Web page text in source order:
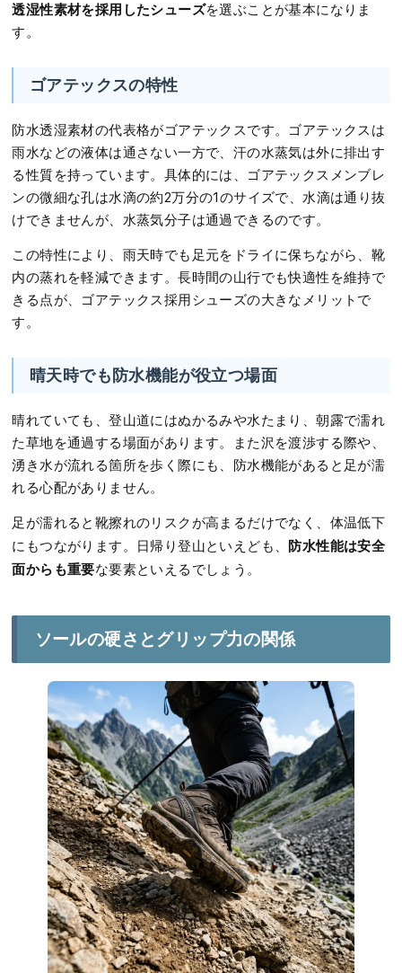
透湿性素材を採用したシューズを選ぶことが基本になりま
す。
ゴアテックスの特性
防水透湿素材の代表格がゴアテックスです。ゴアテックスは
雨水などの液体は通さない一方で、汗の水蒸気は外に排出す
る性質を持っています。具体的には、ゴアテックスメンブレ
ンの微細な孔は水滴の約2万分の1のサイズで、水滴は通り抜
けできませんが、水蒸気分子は通過できるのです。
この特性により、雨天時でも足元をドライに保ちながら、靴
内の蒸れを軽減できます。長時間の山行でも快適性を維持で
きる点が、ゴアテックス採用シューズの大きなメリットで
す。
晴天時でも防水機能が役立つ場面
晴れていても、登山道にはぬかるみや水たまり、朝露で濡れ
た草地を通過する場面があります。また沢を渡渉する際や、
湧き水が流れる箇所を歩く際にも、防水機能があると足が濡
れる心配がありません。
足が濡れると靴擦れのリスクが高まるだけでなく、体温低下
にもつながります。日帰り登山といえども、 防水性能は安全
面からも重要な要素といえるでしょう。
ソールの硬さとグリップ力の関係